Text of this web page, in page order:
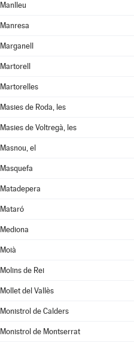
Manlleu
Manresa
Marganell
Martorell
Martorelles
Masies de Roda, les
Masies de Voltregà, les
Masnou, el
Masquefa
Matadepera
Mataró
Mediona
Moià
Molins de Rei
Mollet del Vallès
Monistrol de Calders
Monistrol de Montserrat